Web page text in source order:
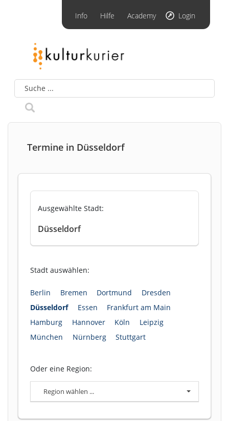
Info Hilfe Academy Login
Termine in Düsseldorf
Ausgewählte Stadt:
Düsseldorf
Stadt auswählen:
Berlin Bremen Dortmund
Dresden
Düsseldorf
Essen
Frankfurt am Main
Hamburg
Hannover Köln
Leipzig
München
Nürnberg Stuttgart
Oder eine Region:
Region wählen ...